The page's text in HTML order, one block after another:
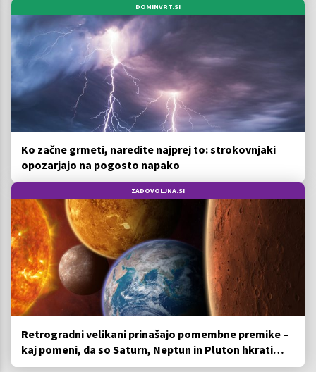
DOMINVRT.SI
Ko začne grmeti, naredite najprej to: strokovnjaki
opozarjajo na pogosto napako
ZADOVOLJNA.SI
Retrogradni velikani prinašajo pomembne premike –
kaj pomeni, da so Saturn, Neptun in Pluton hkrati
retrogradni?